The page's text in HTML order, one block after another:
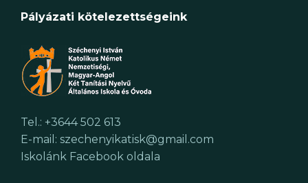
Pályázati kötelezettségeink
Tel.: +3644 502 613
E-mail: szechenyikatisk@gmail.com
Iskolánk Facebook oldala